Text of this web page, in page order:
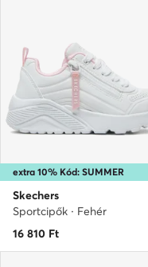
extra 10% Kód: SUMMER
Skechers
Sportcipők · Fehér
16 810 Ft